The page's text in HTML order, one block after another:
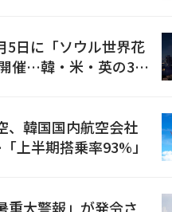
5日に「ソウル世界花
催…韓・米・英の3カ
、韓国国内航空会社
上半期搭乗率93%」
重大警報」が発令さ